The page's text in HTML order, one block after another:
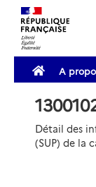
A
Détail des
(SUP) de la